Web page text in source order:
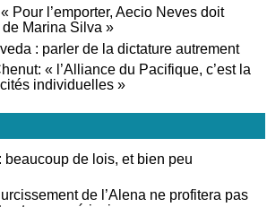
Pour l’emporter, Aecio Neves doit
Marina Silva »
: parler de la dictature autrement
« l’Alliance du Pacifique, c’est la
individuelles »
beaucoup de lois, et bien peu
de l’Alena ne profitera pas